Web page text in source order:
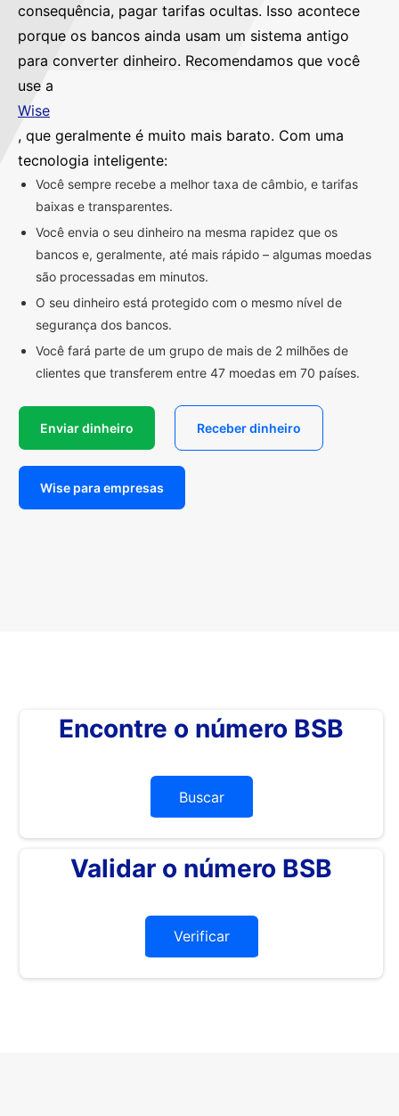
consequência, pagar tarifas ocultas. Isso acontece
porque os bancos ainda usam um sistema antigo
para converter dinheiro. Recomendamos que você
use a
Wise
, que geralmente é muito mais barato. Com uma
tecnologia inteligente:
Você sempre recebe a melhor taxa de câmbio, e tarifas
baixas e transparentes.
Você envia o seu dinheiro na mesma rapidez que os
bancos e, geralmente, até mais rápido – algumas moedas
são processadas em minutos.
O seu dinheiro está protegido com o mesmo nível de
segurança dos bancos.
Você fará parte de um grupo de mais de 2 milhões de
clientes que transferem entre 47 moedas em 70 países.
Enviar dinheiro Receber dinheiro
Wise para empresas
Encontre o número BSB
Buscar
Validar o número BSB
Verificar